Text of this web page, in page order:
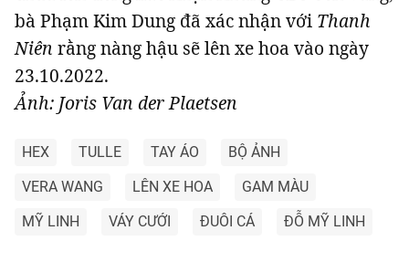
bà Phạm Kim Dung đã xác nhận với Thanh
Niên rằng nàng hậu sẽ lên xe hoa vào ngày
23.10.2022.
Ảnh: Joris Van der Plaetsen
HEX TULLE TAY ÁO
BỘ ẢNH
VERA WANG
LÊN XE HOA
GAM MÀU
MỸ LINH
VÁY CƯỚI ĐUÔI CÁ ĐỖ MỸ LINH